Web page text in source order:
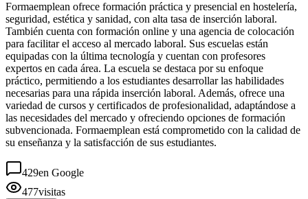
Formaemplean ofrece formación práctica y presencial en hostelería,
seguridad, estética y sanidad, con alta tasa de inserción laboral.
También cuenta con formación online y una agencia de colocación
para facilitar el acceso al mercado laboral. Sus escuelas están
equipadas con la última tecnología y cuentan con profesores
expertos en cada área. La escuela se destaca por su enfoque
práctico, permitiendo a los estudiantes desarrollar las habilidades
necesarias para una rápida inserción laboral. Además, ofrece una
variedad de cursos y certificados de profesionalidad, adaptándose a
las necesidades del mercado y ofreciendo opciones de formación
subvencionada. Formaemplean está comprometido con la calidad de
su enseñanza y la satisfacción de sus estudiantes.
429en Google
477visitas